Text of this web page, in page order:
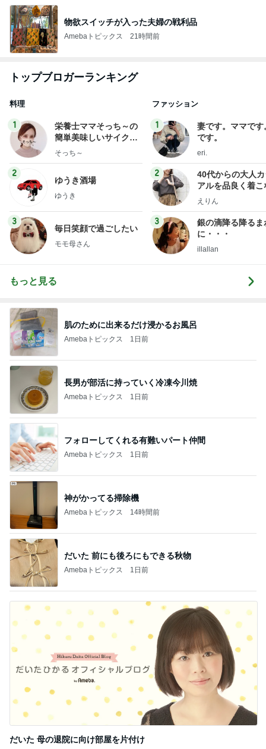
物欲スイッチが入った夫婦の戦利品
Amebaトピックス 21時間前
トップブロガーランキング
料理
1
栄養士ママそっち～の
簡単美味しいサイクル
献立
そっち～
2
ゆうき酒場
ゆうき
3
毎日笑顔で過ごしたい
モモ母さん
ファッション
1
妻です。ママです
です。
eri.
2
40代からの大人
アルを品良く着こ
ファッションブロ
えりん
3
銀の滴降る降るま
に・・・
illallan
もっと見る
肌のために出来るだけ浸かるお風呂
Amebaトピックス 1日前
長男が部活に持っていく冷凍今川焼
Amebaトピックス 1日前
フォローしてくれる有難いパート仲間
Amebaトピックス 1日前
神がかってる掃除機
Amebaトピックス 14時間前
だいた 前にも後ろにもできる秋物
Amebaトピックス 1日前
だいた 母の退院に向け部屋を片付け